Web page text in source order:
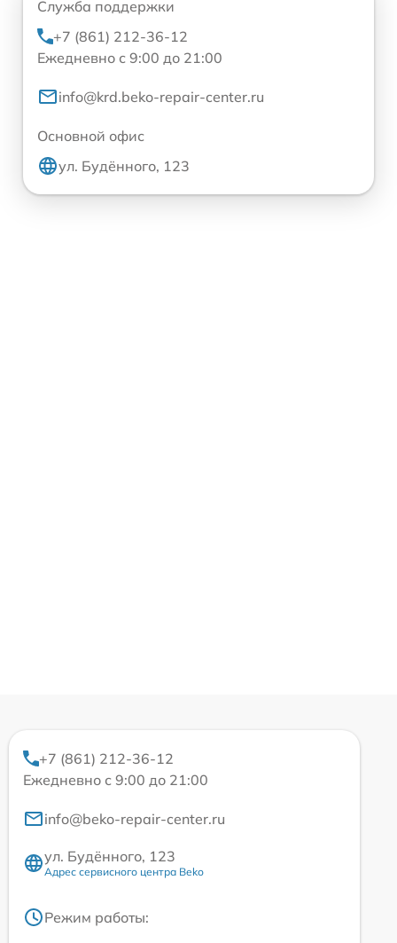
Служба поддержки
+7 (861) 212-36-12
Ежедневно с 9:00 до 21:00
info@krd.beko-repair-center.ru
Основной офис
ул. Будённого, 123
+7 (861) 212-36-12
Ежедневно с 9:00 до 21:00
info@beko-repair-center.ru
ул. Будённого, 123
Адрес сервисного центра Beko
Режим работы: